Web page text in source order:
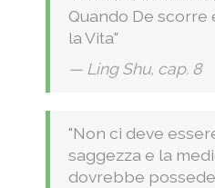
Quando De scorre
la Vita"
Ling Shu, cap. 8
"Non ci deve
saggezza e la
dovrebbe